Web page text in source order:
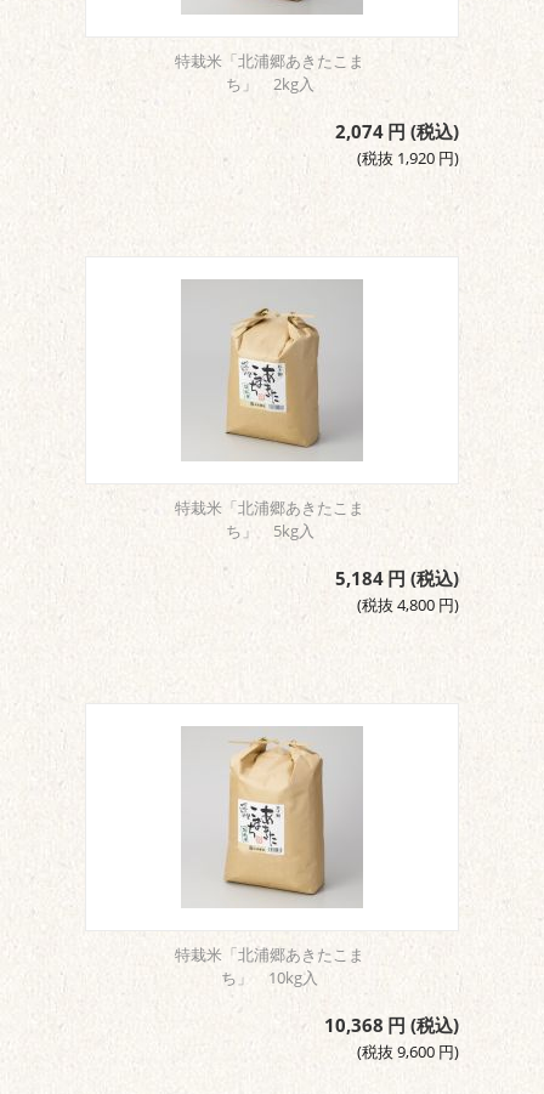
特栽米「北浦郷あきたこま
ち」 2kg入
2,074 円 (税込)
(税抜 1,920 円)
特栽米「北浦郷あきたこま
ち」 5kg入
5,184 円 (税込)
(税抜 4,800 円)
特栽米「北浦郷あきたこま
ち」 10kg入
10,368 円 (税込)
(税抜 9,600 円)